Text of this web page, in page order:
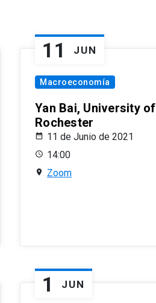
11 JUN
Macroeconomía
Yan Bai, University of
Rochester
11 de Junio de 2021
14:00
Zoom
1 JUN